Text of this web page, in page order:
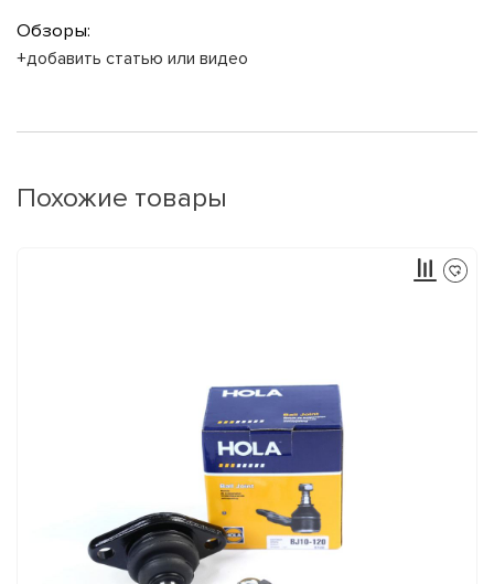
Обзоры:
+добавить статью или видео
Похожие товары